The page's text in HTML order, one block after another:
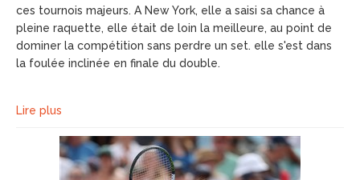
ces tournois majeurs. A New York, elle a saisi sa chance à
pleine raquette, elle était de loin la meilleure, au point de
dominer la compétition sans perdre un set. elle s'est dans
la foulée inclinée en finale du double.
Lire plus